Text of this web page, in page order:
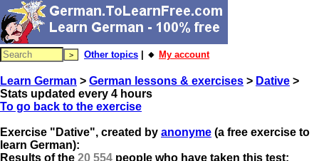
Other topics | 🔸 My account
Learn German > German lessons & exercises > Dative >
Stats updated every 4 hours
To go back to the exercise
Exercise "Dative", created by anonyme (a free exercise to
learn German):
Results of the 20 554 people who have taken this test: